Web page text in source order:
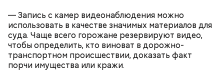
— Запись с камер видеонаблюдения можно
использовать в качестве значимых материалов для
суда. Чаще всего горожане резервируют видео,
чтобы определить, кто виноват в дорожно-
транспортном происшествии, доказать факт
порчи имущества или кражи.